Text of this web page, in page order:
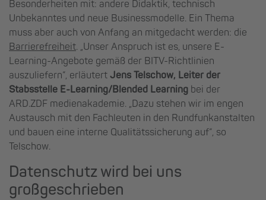
Besonderheiten mit: andere Didaktik, technisch
Unbekanntes und neue Businessmodelle. Ein Thema
muss aber auch von Anfang an mitgedacht werden: die
Barrierefreiheit. „Unser Anspruch ist es, unsere E-
Learning-Angebote gemäß der BITV-Richtlinien
auszuliefern“, erläutert Jens Telschow, Leiter der
Stabsstelle E-Learning/Blended Learning bei der
ARD.ZDF medienakademie. „Dazu stehen wir im engen
Austausch mit den Fachleuten in den Rundfunkanstalten
und bauen eine interne Qualitätssicherung auf“, so
Telschow.
Datenschutz wird bei uns
großgeschrieben